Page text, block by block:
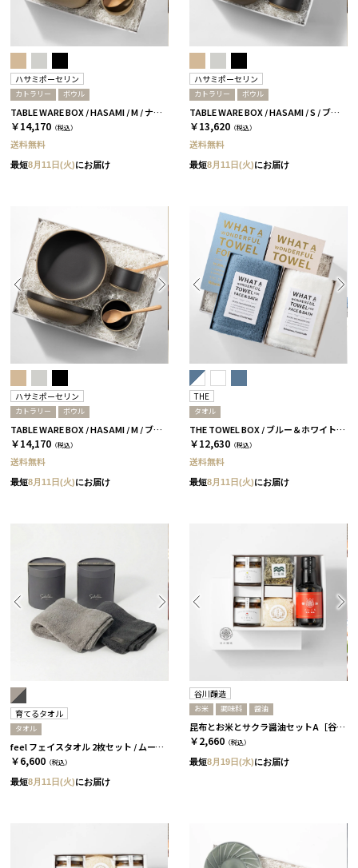
ハサミポーセリン
カトラリー ボウル
TABLE WARE BOX / HASAMI / M / ナチュラル［ハサミポーセリン］
￥14,170 （税込）
送料無料
最短8月11日(火)にお届け
ハサミポーセリン
カトラリー ボウル
TABLE WARE BOX / HASAMI / S / ブラック［ハサミポーセリン］
￥13,620 （税込）
送料無料
最短8月11日(火)にお届け
ハサミポーセリン
カトラリー ボウル
TABLE WARE BOX / HASAMI / M / ブラック［ハサミポーセリン］
￥14,170 （税込）
送料無料
最短8月11日(火)にお届け
THE
タオル
THE TOWEL BOX / ブルー＆ホワイト［THE］
￥12,630 （税込）
送料無料
最短8月11日(火)にお届け
育てるタオル
タオル
feel フェイスタオル 2枚セット / ムーングレージュ＆チャコール ［育てるタオル］
￥6,600 （税込）
最短8月11日(火)にお届け
谷川醸造
お米 調味料 醤油
昆布とお米とサクラ醤油セットA［谷川醸造］
￥2,660 （税込）
最短8月19日(水)にお届け